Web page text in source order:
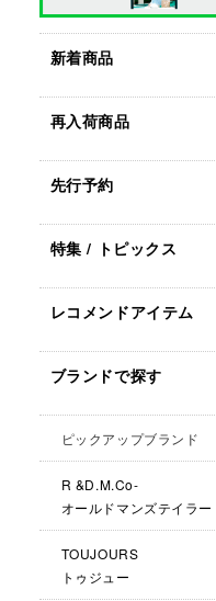
新着商品
再入荷商品
先行予約
特集 / トピックス
レコメンドアイテム
ブランドで探す
ピックアップブランド
R &D.M.Co-
オールドマンズテイラー
TOUJOURS
トゥジュー